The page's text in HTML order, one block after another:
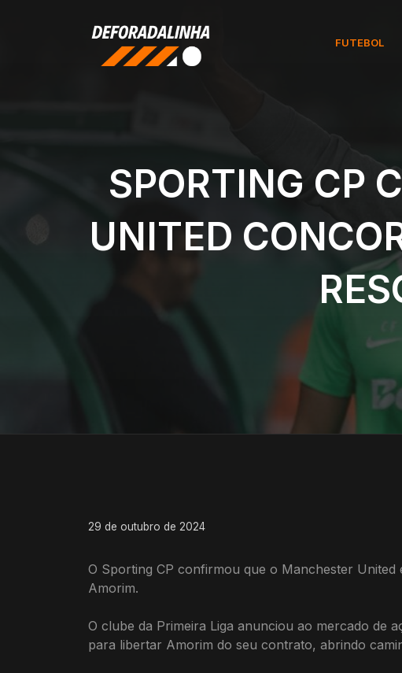
FUTEBOL
SPORTING CP
UNITED
29 de outubro de 2024
O Sporting CP confirmou que o Manchester
Amorim.
O clube da Primeira Liga anunciou ao mercado de
para libertar Amorim do seu contrato, abrindo